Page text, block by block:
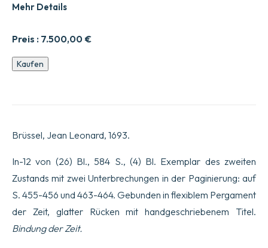
Preis : 7.500,00 €
Mehr Details
Die
Charaktere
übersetzt;
den
Charakteren
oder
Sitten
dieses
Jahrhunderts.
Siebte
Ausgabe,
Kaufen
Brüssel, Jean Leonard, 1693.
In-12 von (26) Bl., 584 S., (4) Bl. Exemplar des zweiten
Zustands mit zwei Unterbrechungen in der Paginierung: auf
S. 455-456 und 463-464. Gebunden in flexiblem Pergament
der Zeit, glatter Rücken mit handgeschriebenem Titel.
Bindung der Zeit.